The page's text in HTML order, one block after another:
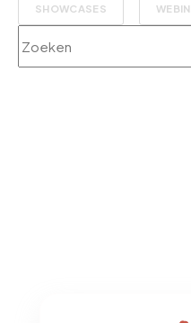
SHOWCASES
Dit is een zoekveld